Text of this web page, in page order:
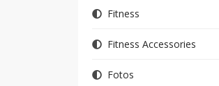
Fitness
Fitness Accessories
Fotos